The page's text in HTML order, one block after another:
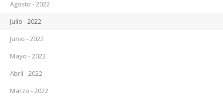
Agosto - 2022
Julio - 2022
Junio - 2022
Mayo - 2022
Abril - 2022
Marzo - 2022